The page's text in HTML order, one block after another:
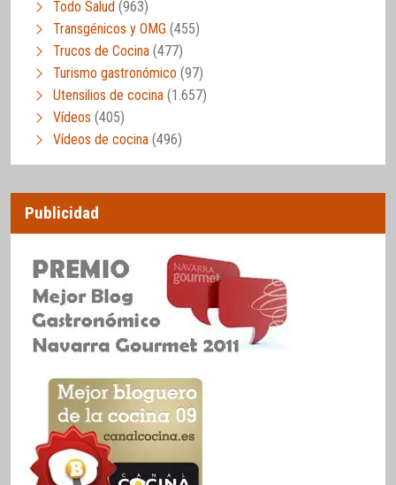
Todo Salud (963)
Transgénicos y OMG (455)
Trucos de Cocina (477)
Turismo gastronómico (97)
Utensilios de cocina (1.657)
Vídeos (405)
Vídeos de cocina (496)
Publicidad